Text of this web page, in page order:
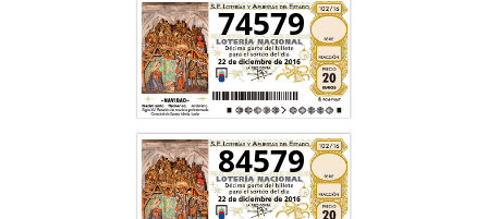
74579
84579